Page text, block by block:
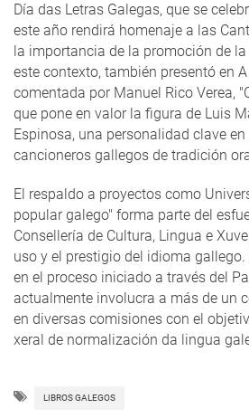
Día das Letras Galegas, que se
este año rendirá homenaje a las
la importancia de la promoción de
este contexto, también presentó en
comentada por Manuel Rico Verea,
que pone en valor la figura de Luis
Espinosa, una personalidad clave
cancioneros gallegos de tradición
El respaldo a proyectos como
popular galego" forma parte del
Consellería de Cultura, Lingua e
uso y el prestigio del idioma
en el proceso iniciado a través del
actualmente involucra a más de un
en diversas comisiones con el
xeral de normalización da lingua
LIBROS GALEGOS